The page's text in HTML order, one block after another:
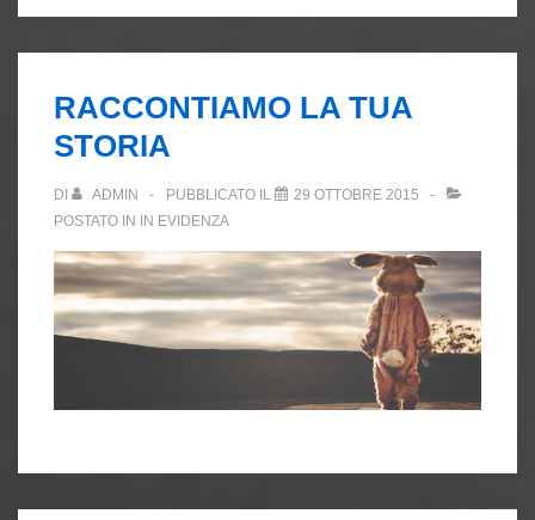
RACCONTIAMO LA TUA
STORIA
DI ADMIN PUBBLICATO IL
29 OTTOBRE 2015
POSTATO IN IN EVIDENZA